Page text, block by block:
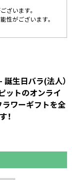
ざいます。
性がございます。
生日バラ(法人）
ットのオンライ
ラワーギフトを全
！